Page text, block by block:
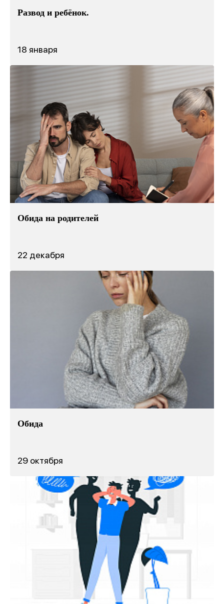
Развод и ребёнок.
18 января
Обида на родителей
22 декабря
Обида
29 октября